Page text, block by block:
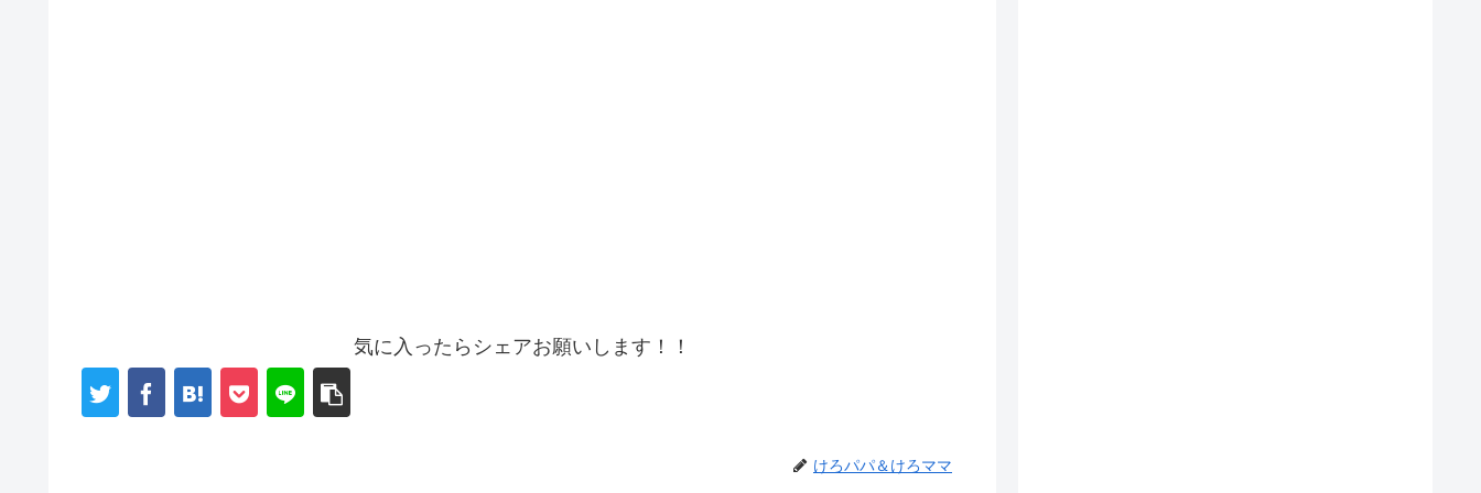
気に入ったらシェアお願いします！！
けろパパ＆けろママ